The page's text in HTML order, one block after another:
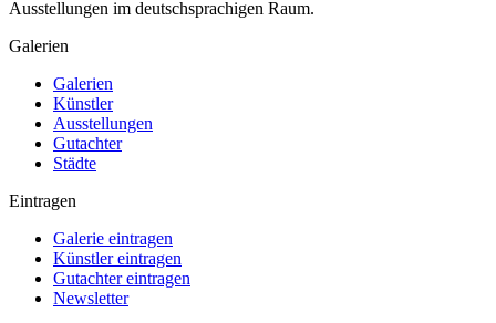
Ausstellungen im deutschsprachigen Raum.
Galerien
Galerien
Künstler
Ausstellungen
Gutachter
Städte
Eintragen
Galerie eintragen
Künstler eintragen
Gutachter eintragen
Newsletter